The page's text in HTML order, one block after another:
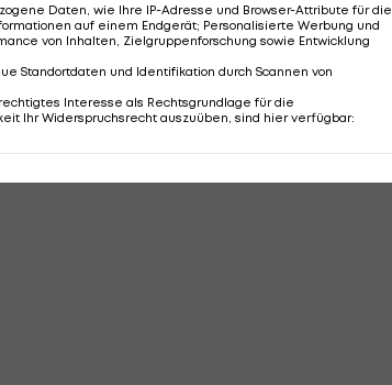
Daten, wie Ihre IP-Adresse und Browser-Attribute für die
auf einem Endgerät; Personalisierte Werbung und
von Inhalten, Zielgruppenforschung sowie Entwicklung
Standortdaten und Identifikation durch Scannen von
Interesse als Rechtsgrundlage für die
Ihr Widerspruchsrecht auszuüben, sind hier verfügbar: